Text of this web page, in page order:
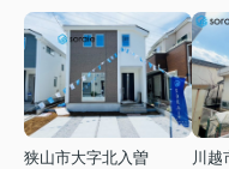
狭山市大字北入曽
川越